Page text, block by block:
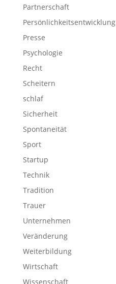
Partnerschaft
Persönlichkeitsentwicklung
Presse
Psychologie
Recht
Scheitern
schlaf
Sicherheit
Spontaneität
Sport
Startup
Technik
Tradition
Trauer
Unternehmen
Veränderung
Weiterbildung
Wirtschaft
Wissenschaft